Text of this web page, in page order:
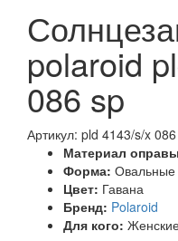
polaroid
086 sp
Артикул: pld 4143/s/x
Материал
Форма: Овальные
Цвет: Гавана
Бренд: Polaroid
Для кого: